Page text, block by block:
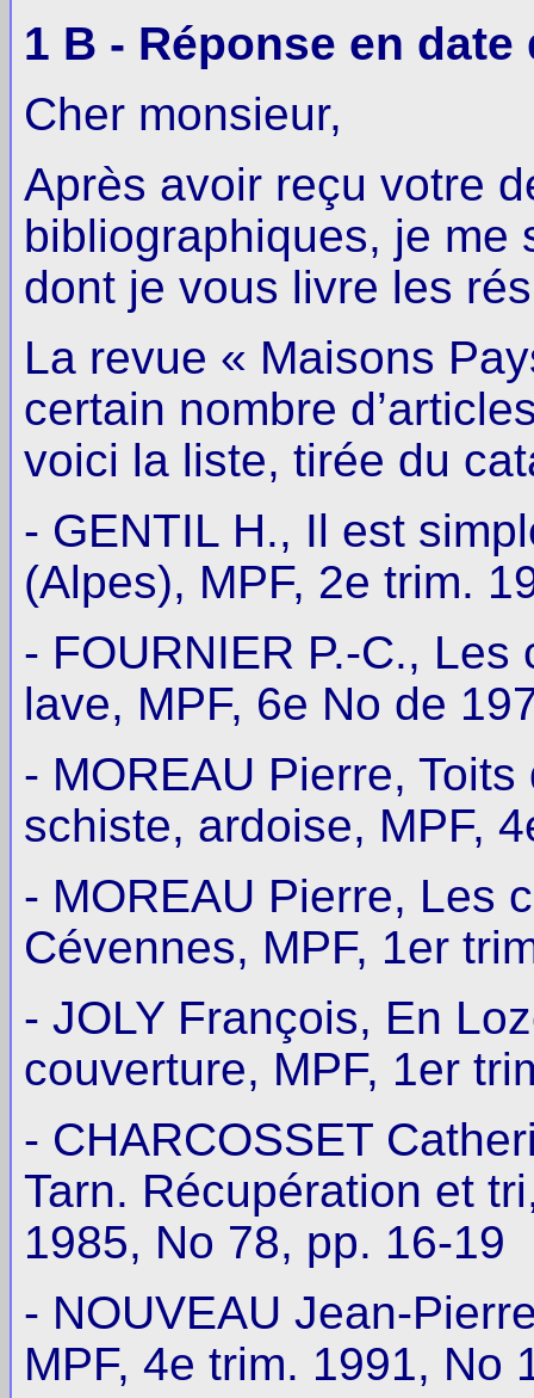
1 B - Réponse en
Cher monsieur,
Après avoir reçu votre
bibliographiques, je me
dont je vous livre les
La revue « Maisons
certain nombre
voici la liste, tirée du
- GENTIL H., Il est
(Alpes), MPF, 2e trim.
- FOURNIER P.-C.,
lave, MPF, 6e No de
- MOREAU Pierre,
schiste, ardoise, MPF,
- MOREAU Pierre, Les
Cévennes, MPF, 1er
- JOLY François, En
couverture, MPF, 1er
- CHARCOSSET
Tarn. Récupération et
1985, No 78, pp. 16-19
- NOUVEAU Jean-
MPF, 4e trim. 1991, No